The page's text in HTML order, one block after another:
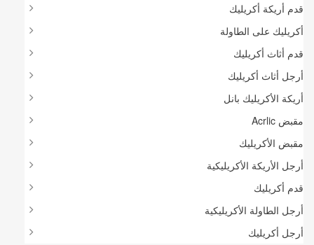
قدم أريكة أكريليك
أكريليك على الطاولة
قدم أثاث أكريليك
أرجل أثاث أكريليك
أريكة الأكريليك بانل
مقبض Acrlic
مقبض الأكريليك
أرجل الأريكة الأكريليكية
قدم أكريليك
أرجل الطاولة الأكريليكية
أرجل أكريليك